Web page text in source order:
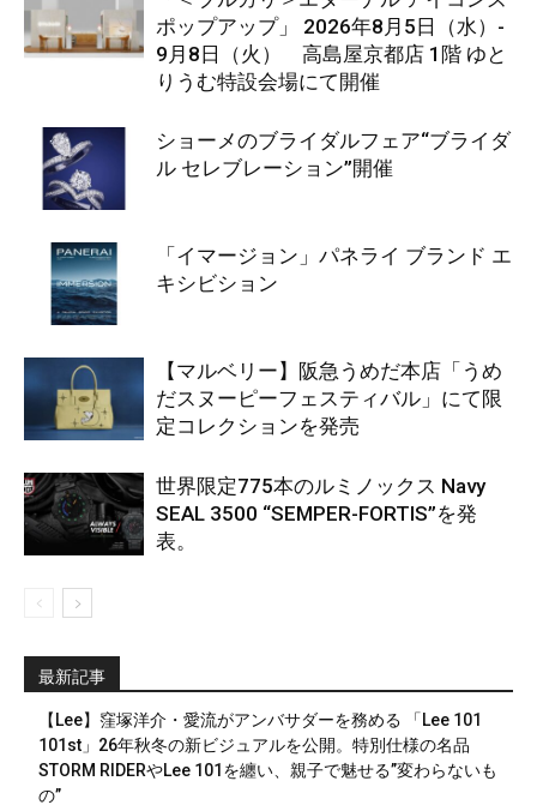
ポップアップ」 2026年8月5日（水）-
9月8日（火） 高島屋京都店 1階 ゆと
りうむ特設会場にて開催
ショーメのブライダルフェア“ブライダ
ル セレブレーション”開催
「イマージョン」パネライ ブランド エ
キシビション
【マルベリー】阪急うめだ本店「うめ
だスヌーピーフェスティバル」にて限
定コレクションを発売
世界限定775本のルミノックス Navy
SEAL 3500 “SEMPER-FORTIS”を発
表。
最新記事
【Lee】窪塚洋介・愛流がアンバサダーを務める 「Lee 101
101st」26年秋冬の新ビジュアルを公開。特別仕様の名品
STORM RIDERやLee 101を纏い、親子で魅せる”変わらないも
の”